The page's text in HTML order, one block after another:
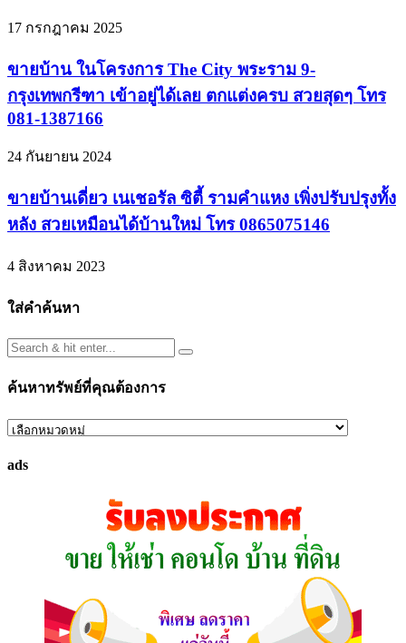
17 กรกฎาคม 2025
ขายบ้าน ในโครงการ The City พระราม 9-
กรุงเทพกรีฑา เข้าอยู่ได้เลย ตกแต่งครบ สวยสุดๆ โทร
081-1387166
24 กันยายน 2024
ขายบ้านเดี่ยว เนเชอรัล ซิตี้ รามคำแหง เพิ่งปรับปรุงทั้ง
หลัง สวยเหมือนได้บ้านใหม่ โทร 0865075146
4 สิงหาคม 2023
ใส่คำค้นหา
ค้นหาทรัพย์ที่คุณต้องการ
ค้นหา
ที่
ads